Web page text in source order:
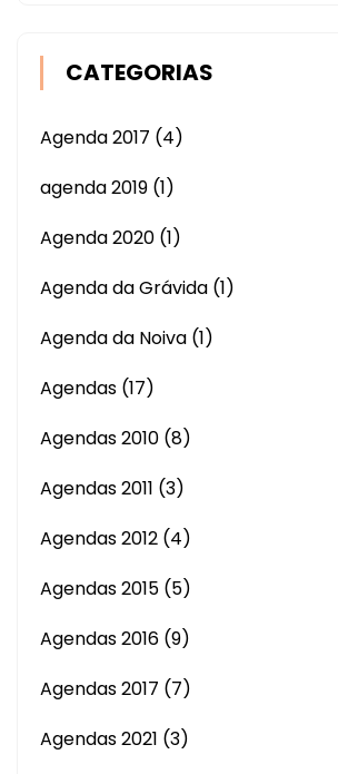
CATEGORIAS
Agenda 2017 (4)
agenda 2019 (1)
Agenda 2020 (1)
Agenda da Grávida (1)
Agenda da Noiva (1)
Agendas (17)
Agendas 2010 (8)
Agendas 2011 (3)
Agendas 2012 (4)
Agendas 2015 (5)
Agendas 2016 (9)
Agendas 2017 (7)
Agendas 2021 (3)